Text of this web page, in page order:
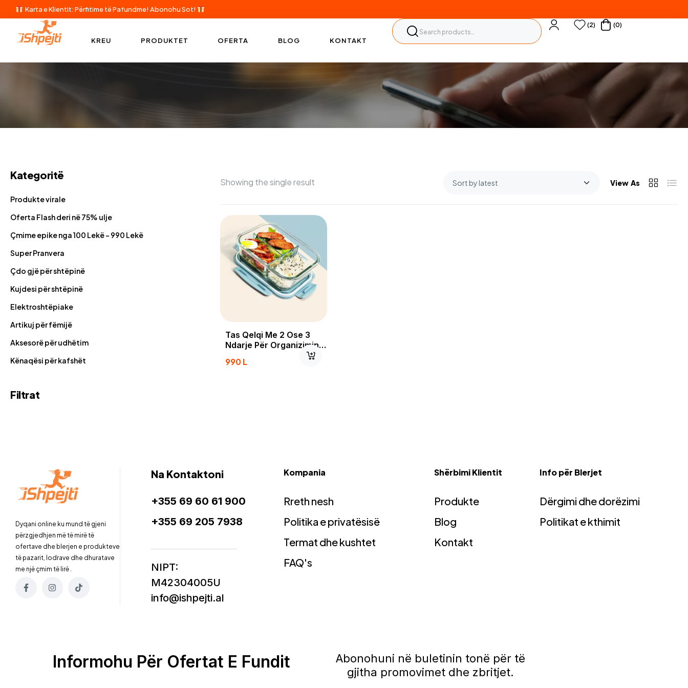
Karta e Klientit: Përfitime të Pafundme! Abonohu Sot!
KREU PRODUKTET OFERTA BLOG KONTAKT
(2) (0)
Showing the single result View As
Tas Qelqi Me 2 Ose 3
Ndarje Për Organizimin E
990L
Kategoritë
Produkte virale
Oferta Flash deri në 75% ulje
Çmime epike nga 100 Lekë - 990 Lekë
Super Pranvera
Çdo gjë për shtëpinë
Kujdesi për shtëpinë
Elektroshtëpiake
Artikuj për fëmijë
Aksesorë për udhëtim
Kënaqësi për kafshët
Filtrat
Dyqani online ku mund të gjeni
përzgjedhjen më të mirë të
ofertave dhe blerjen e produkteve
të pazarit, lodrave dhe dhuratave
me një çmim të lirë .
Na Kontaktoni
+355 69 60 61 900
+355 69 205 7938
NIPT:
M42304005U
info@ishpejti.al
Kompania
Rreth nesh
Politika e privatësisë
Termat dhe kushtet
FAQ's
Shërbimi Klientit
Produkte
Blog
Kontakt
Info për Blerjet
Dërgimi dhe dorëzimi
Politikat e kthimit
Informohu Për Ofertat E Fundit
Abonohuni në buletinin tonë për të
gjitha promovimet dhe zbritjet.